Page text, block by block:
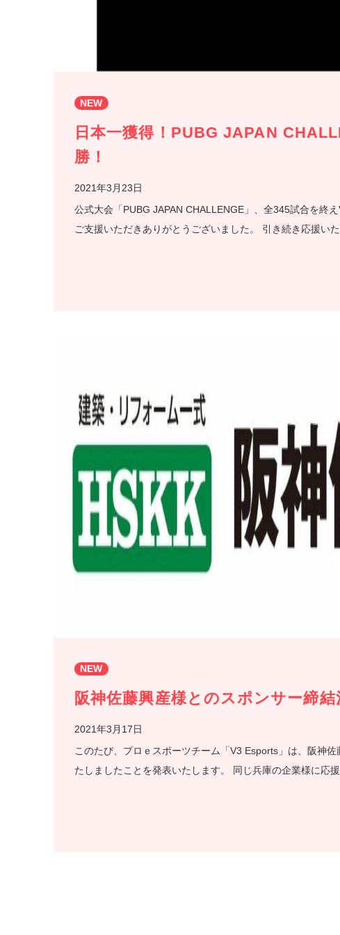
NEW
日本一獲得！PUBG JAPAN
勝！
2021年3月23日
公式大会「PUBG JAPAN CHALLENGE」、全345試合を終
ご支援いただきありがとうございました。 引き続き応援い
NEW
阪神佐藤興産様とのスポンサー締結
2021年3月17日
このたび、プロｅスポーツチーム「V3 Esports」は、阪神
たしましたことを発表いたします。 同じ兵庫の企業様に応